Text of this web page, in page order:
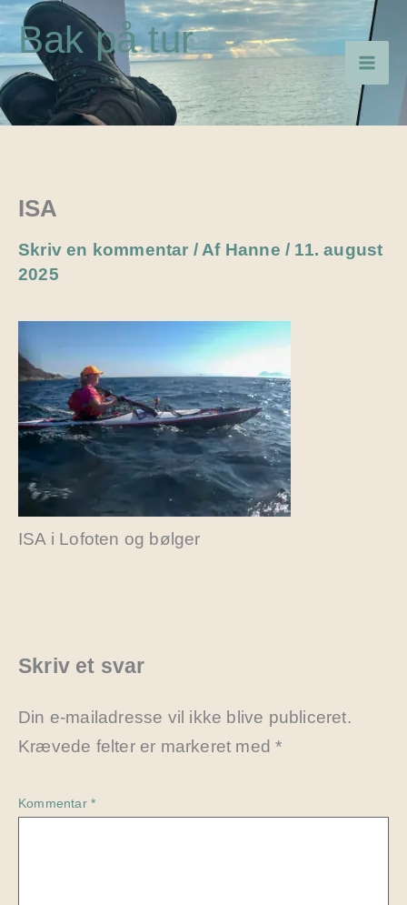
Gå
til
indholdet
Bak på tur
ISA
Skriv en kommentar / Af Hanne/ 11. august
2025
ISA i Lofoten og bølger
Skriv et svar
Din e-mailadresse vil ikke blive publiceret.
Krævede felter er markeret med*
Kommentar *